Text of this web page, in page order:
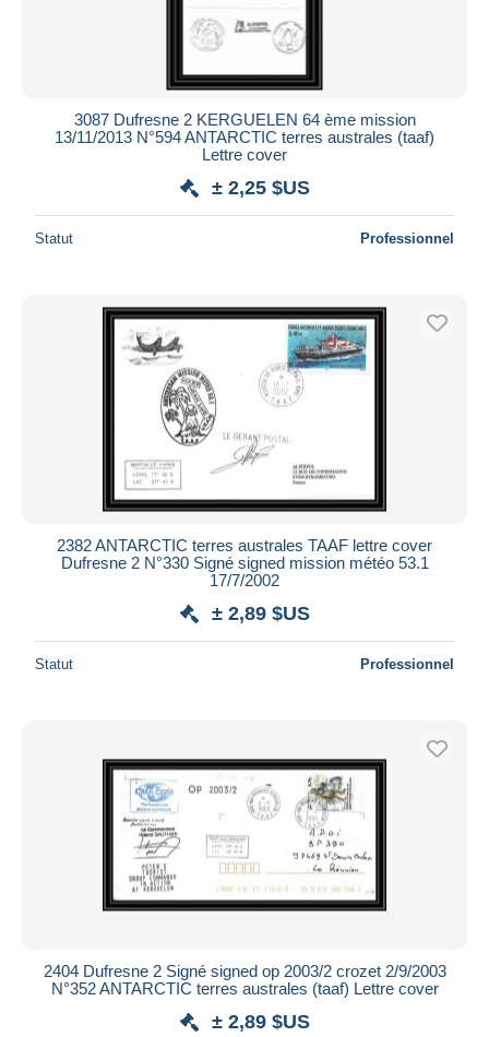
3087 Dufresne 2 KERGUELEN 64 ème mission
13/11/2013 N°594 ANTARCTIC terres australes (taaf)
Lettre cover
± 2,25 $US
Statut Professionnel
2382 ANTARCTIC terres australes TAAF lettre cover
Dufresne 2 N°330 Signé signed mission météo 53.1
17/7/2002
± 2,89 $US
Statut Professionnel
2404 Dufresne 2 Signé signed op 2003/2 crozet 2/9/2003
N°352 ANTARCTIC terres australes (taaf) Lettre cover
± 2,89 $US